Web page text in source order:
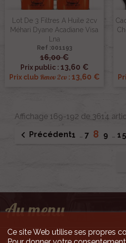
Lot De 3 Filtres A Huile 2cv
Méhari Dyane Acadiane Visa
Lna
Ref :001193
16,00 €
Prix public : 13,60 €
Prix club Renov 2cv: 13,60 €
Affichage 169-192 de 3614
 Précédent1 … 7 8 9 …
Au menu
Ce site Web utilise ses propres